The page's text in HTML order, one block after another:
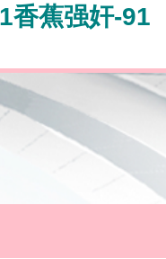
香蕉强奸-91